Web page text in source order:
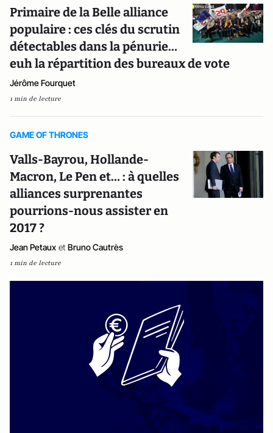
Primaire de la Belle alliance
populaire : ces clés du scrutin
détectables dans la pénurie…
euh la répartition des bureaux de vote
Jérôme Fourquet
1 min de lecture
GAME OF THRONES
Valls-Bayrou, Hollande-
Macron, Le Pen et… : à quelles
alliances surprenantes
pourrions-nous assister en
2017 ?
Jean Petaux et Bruno Cautrès
1 min de lecture